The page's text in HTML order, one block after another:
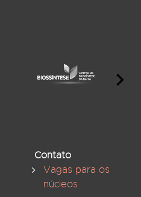
Contato
Vagas para os
núcleos